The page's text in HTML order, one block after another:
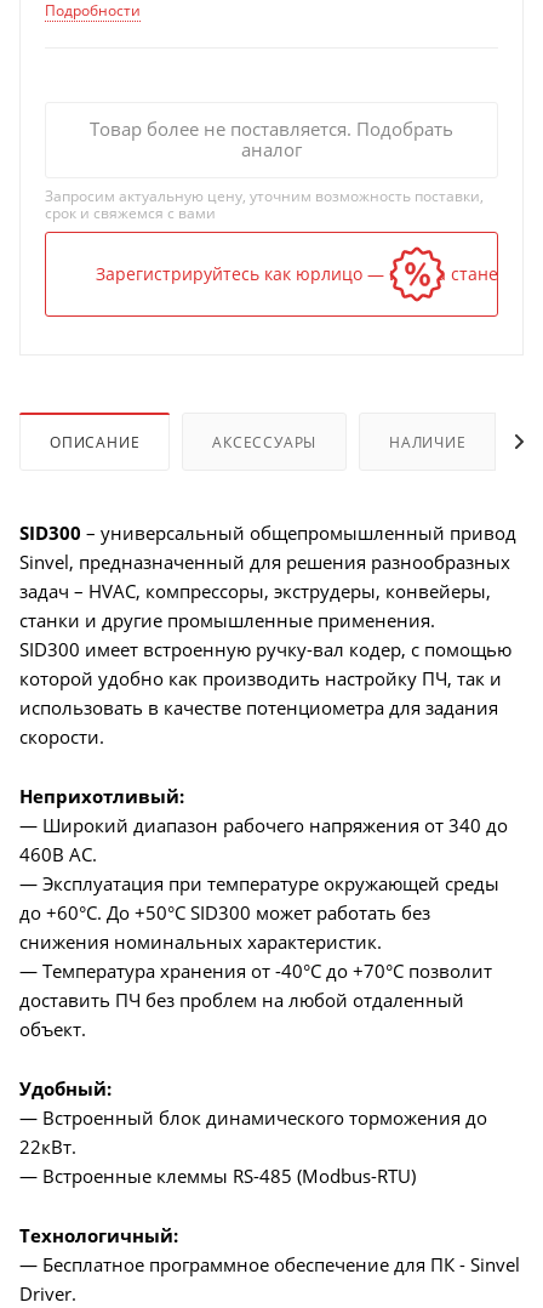
Подробности
Товар более не поставляется. Подобрать
аналог
Запросим актуальную цену, уточним возможность поставки,
срок и свяжемся с вами
Зарегистрируйтесь как юрлицо — и цена станет
ОПИСАНИЕ АКСЕССУАРЫ НАЛИЧИЕ
SID300 – универсальный общепромышленный привод
Sinvel, предназначенный для решения разнообразных
задач – HVAC, компрессоры, экструдеры, конвейеры,
станки и другие промышленные применения.
SID300 имеет встроенную ручку-вал кодер, с помощью
которой удобно как производить настройку ПЧ, так и
использовать в качестве потенциометра для задания
скорости.
Неприхотливый:
— Широкий диапазон рабочего напряжения от 340 до
460В AC.
— Эксплуатация при температуре окружающей среды
до +60°C. До +50°C SID300 может работать без
снижения номинальных характеристик.
— Температура хранения от -40°C до +70°C позволит
доставить ПЧ без проблем на любой отдаленный
объект.
Удобный:
— Встроенный блок динамического торможения до
22кВт.
— Встроенные клеммы RS-485 (Modbus-RTU)
Технологичный:
— Бесплатное программное обеспечение для ПК - Sinvel
Driver.